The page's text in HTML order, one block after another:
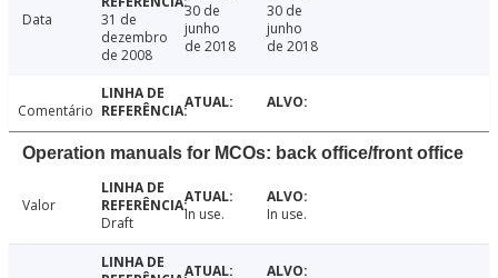
Data
31 de
dezembro
de 2008
30 de
junho
de 2018
30 de
junho
de 2018
Comentário
Operation manuals for MCOs: back office/front office
Valor
Draft
In use. In use.